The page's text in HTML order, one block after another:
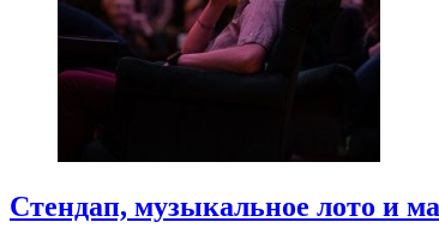
Стендап, музыкальное лото и